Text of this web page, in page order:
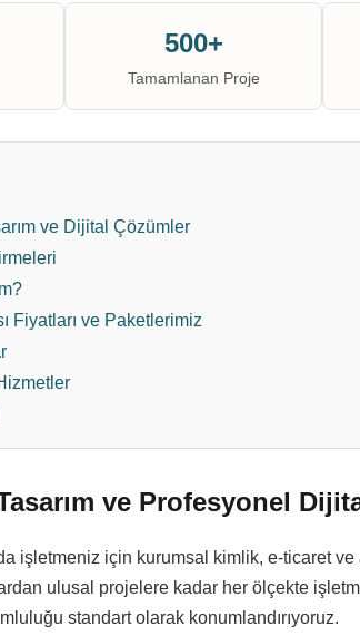
500+
Tamamlanan Proje
ve Dijital Çözümler
Fiyatları ve Paketlerimiz
ve Profesyonel
işletmeniz için kurumsal kimlik, e-ticaret
ulusal projelere kadar her ölçekte
standart olarak konumlandırıyoruz.